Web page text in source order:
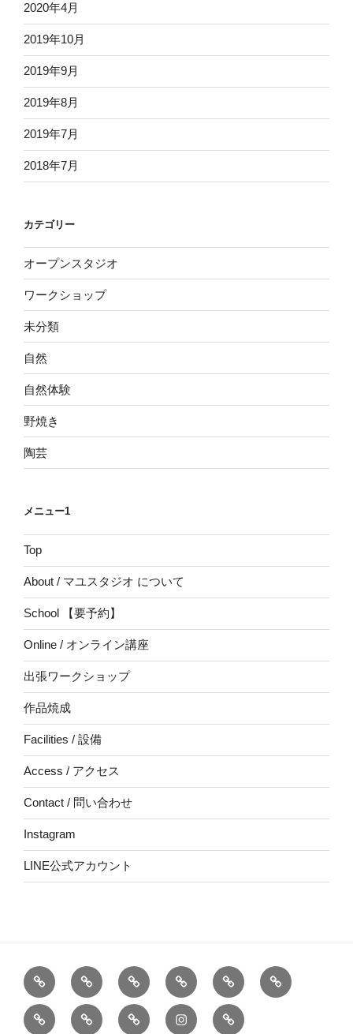
2020年4月
2019年10月
2019年9月
2019年8月
2019年7月
2018年7月
カテゴリー
オープンスタジオ
ワークショップ
未分類
自然
自然体験
野焼き
陶芸
メニュー1
Top
About / マユスタジオ について
School 【要予約】
Online / オンライン講座
出張ワークショップ
作品焼成
Facilities / 設備
Access / アクセス
Contact / 問い合わせ
Instagram
LINE公式アカウント
Top
About
/
マ
School
【要
予
Online
/
オ
出
張
ワ
作
品
FacilitiesAccess Contact InstagramLINE